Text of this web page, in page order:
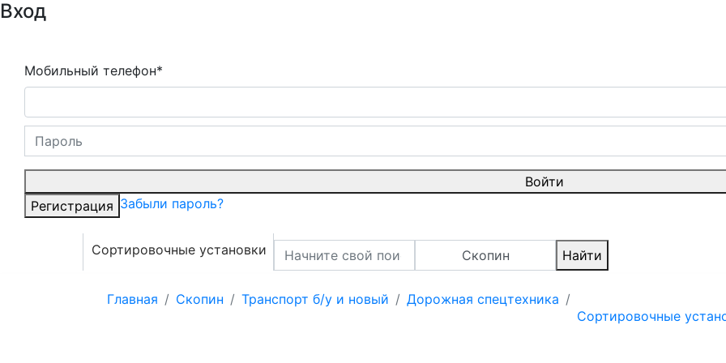
Вход
Мобильный телефон*
Войти
Регистрация Забыли пароль?
Сортировочные установки Скопин Найти
Главная Скопин Транспорт б/у и новый
Дорожная спецтехника
Сортировочные